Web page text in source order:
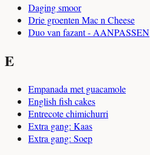
Daging smoor
Drie groenten Mac n Cheese
Duo van fazant - AANPASSEN
E
Empanada met guacamole
English fish cakes
Entrecote chimichurri
Extra gang: Kaas
Extra gang: Soep